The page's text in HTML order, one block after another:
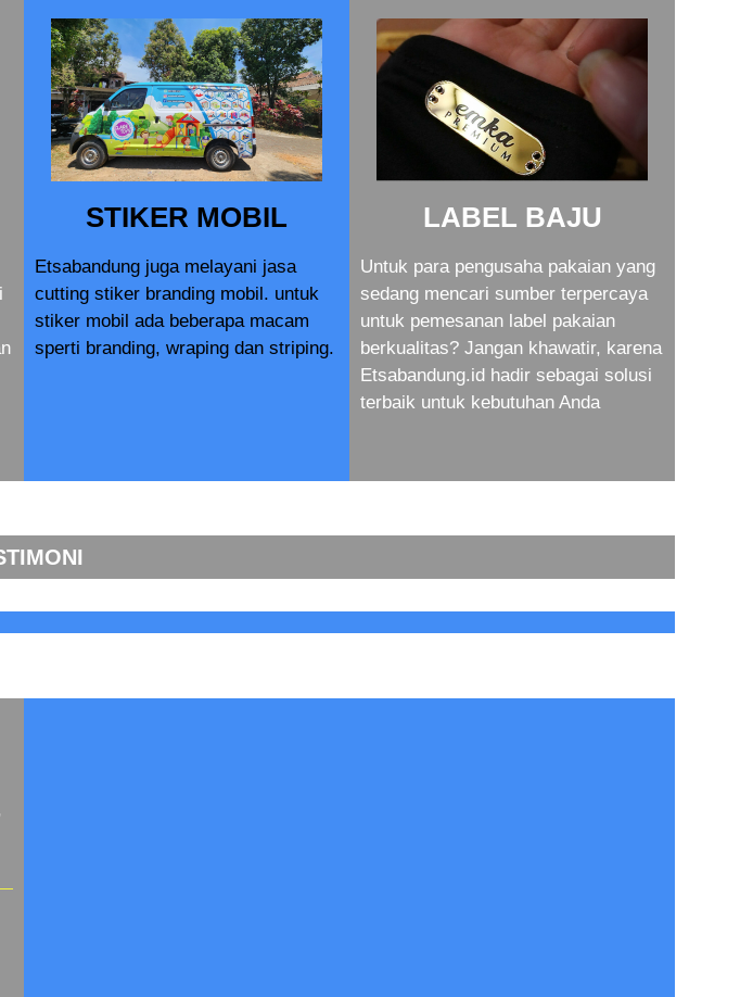
STIKER MOBIL
Etsabandung juga melayani jasa
cutting stiker branding mobil. untuk
stiker mobil ada beberapa macam
sperti branding, wraping dan striping.
LABEL BAJU
Untuk para pengusaha pakaian yang
sedang mencari sumber terpercaya
untuk pemesanan label pakaian
berkualitas? Jangan khawatir, karena
Etsabandung.id hadir sebagai solusi
terbaik untuk kebutuhan Anda